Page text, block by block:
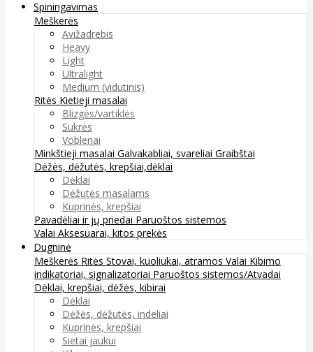
Spiningavimas
Meškerės
Avižadrebis
Heavy
Light
Ultralight
Medium (vidutinis)
Ritės Kietieji masalai
Blizgės/vartiklės
Sukrės
Vobleriai
Minkštieji masalai Galvakabliai, svareliai Graibštai
Dėžės, dėžutės, krepšiai,dėklai
Dėklai
Dėžutės masalams
Kuprinės, krepšiai
Pavadėliai ir jų priedai Paruoštos sistemos
Valai Aksesuarai, kitos prekės
Dugninė
Meškerės Ritės Stovai, kuoliukai, atramos Valai Kibimo
indikatoriai, signalizatoriai Paruoštos sistemos/Atvadai
Dėklai, krepšiai, dėžės, kibirai
Dėklai
Dėžės, dėžutės, indeliai
Kuprinės, krepšiai
Sietai jaukui